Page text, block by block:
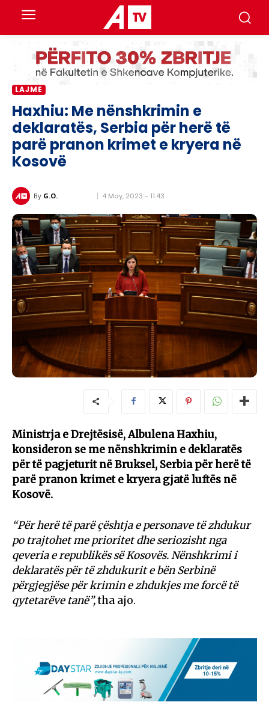
LAJME
Haxhiu: Me nënshkrimin e
deklaratës, Serbia për herë të
parë pranon krimet e kryera në
Kosovë
By G.O. 4 May, 2023 - 11:43
Ministrja e Drejtësisë, Albulena Haxhiu,
konsideron se me nënshkrimin e deklaratës
për të pagjeturit në Bruksel, Serbia për herë të
parë pranon krimet e kryera gjatë luftës në
Kosovë.
“Për herë të parë çështja e personave të zhdukur
po trajtohet me prioritet dhe seriozisht nga
qeveria e republikës së Kosovës. Nënshkrimi i
deklaratës për të zhdukurit e bën Serbinë
përgjegjëse për krimin e zhdukjes me forcë të
qytetarëve tanë”,tha ajo.